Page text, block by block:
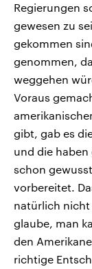
Regierungen
gewesen zu
gekommen
genommen,
weggehen
Voraus
gibt, gab es
und die haben
schon
vorbereitet.
natürlich nicht
glaube, man
den
richtige